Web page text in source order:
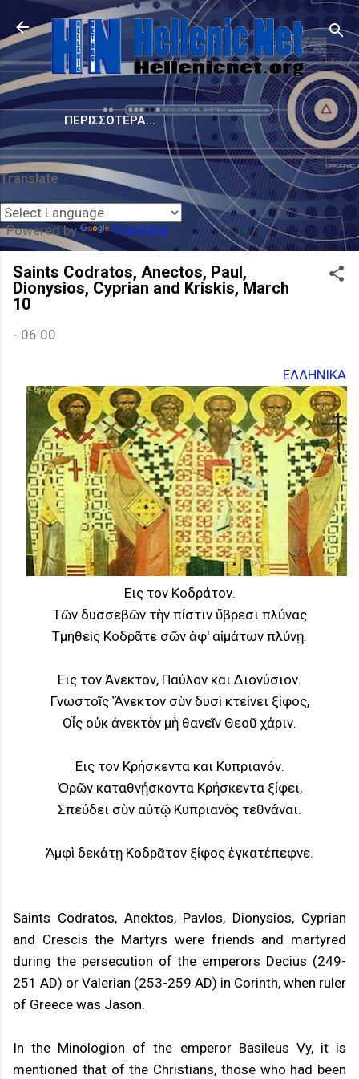
Μετάβαση στο κύριο περιεχόμενο
ΠΕΡΙΣΣΌΤΕΡΑ…
Translate
Powered by Translate
Saints Codratos, Anectos, Paul,
Dionysios, Cyprian and Kriskis, March
10
- 06:00
ΕΛΛΗΝΙΚΑ
Eις τον Kοδράτον.
Τῶν δυσσεβῶν τὴν πίστιν ὕβρεσι πλύνας
Τμηθεὶς Κοδρᾶτε σῶν ἀφ' αἱμάτων πλύνῃ.
Eις τον Άνεκτον, Παύλον και Διονύσιον.
Γνωστοῖς Ἄνεκτον σὺν δυσὶ κτείνει ξίφος,
Οἷς οὐκ ἀνεκτὸν μὴ θανεῖν Θεοῦ χάριν.
Eις τον Kρήσκεντα και Kυπριανόν.
Ὁρῶν καταθνῄσκοντα Κρήσκεντα ξίφει,
Σπεύδει σὺν αὐτῷ Κυπριανὸς τεθνάναι.
Ἀμφὶ δεκάτῃ Κοδρᾶτον ξίφος ἐγκατέπεφνε.
Saints Codratos, Anektos, Pavlos, Dionysios, Cyprian
and Crescis the Martyrs were friends and martyred
during the persecution of the emperors Decius (249-
251 AD) or Valerian (253-259 AD) in Corinth, when ruler
of Greece was Jason.
In the Minologion of the emperor Basileus Vy, it is
mentioned that of the Christians, those who had been